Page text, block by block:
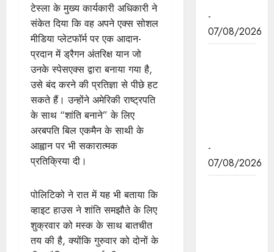
टेस्ला के मुख्य कार्यकारी अधिकारी ने
संकेत दिया कि वह अपने एक्स सोशल
मीडिया प्लेटफॉर्म पर एक आदान-
प्रदान में ड्रैगन अंतरिक्ष यान जो
उनके स्पेसएक्स द्वारा बनाया गया है,
उसे बंद करने की प्रतिज्ञा से पीछे हट
सकते हैं। उन्होंने अमेरिकी राष्ट्रपति
के साथ “शांति बनाने” के लिए
अरबपति बिल एकमैन के साथी के
आह्वान पर भी सकारात्मक
प्रतिक्रिया दी।
पोलिटिको ने रात में यह भी बताया कि
व्हाइट हाउस ने शांति समझौते के लिए
शुक्रवार को मस्क के साथ बातचीत
तय की है, क्योंकि गुरुवार को दोनों के
-
07/08/2026
-
07/08/2026